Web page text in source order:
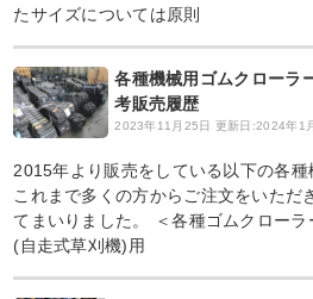
たサイズについては原則
各種機械用ゴムクローラ
考販売履歴
2023年11月25日 更新日:2024年1
2015年より販売をしている以下の各種
これまで多くの方からご注文をいただ
てまいりました。 ＜各種ゴムクロー
(自走式草刈機)用